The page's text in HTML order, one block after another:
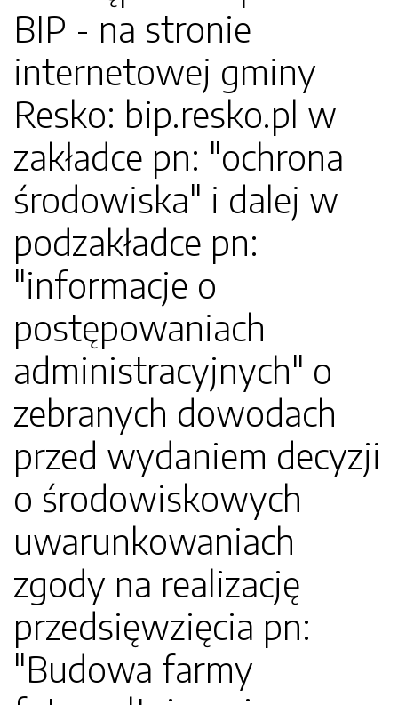
BIP - na stronie
internetowej gminy
Resko: bip.resko.pl w
zakładce pn: "ochrona
środowiska" i dalej w
podzakładce pn:
"informacje o
postępowaniach
administracyjnych" o
zebranych dowodach
przed wydaniem decyzji
o środowiskowych
uwarunkowaniach
zgody na realizację
przedsięwzięcia pn:
"Budowa farmy